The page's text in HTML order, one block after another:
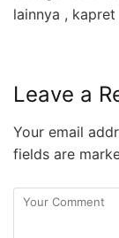
lainnya ,
Leave a
Your email
fields are